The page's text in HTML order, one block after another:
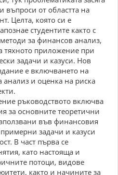
от областта на
Целта, която си е
студентите както с
за финансов анализ,
тяхното приложение при
задачи и казуси. Нов
е включването на
анализ и оценка на риска
ръководството включва
за основните теоретични
във финансовия
задачи и казуси
В част първа се
като настояща и
потоци, видове
както и начините за